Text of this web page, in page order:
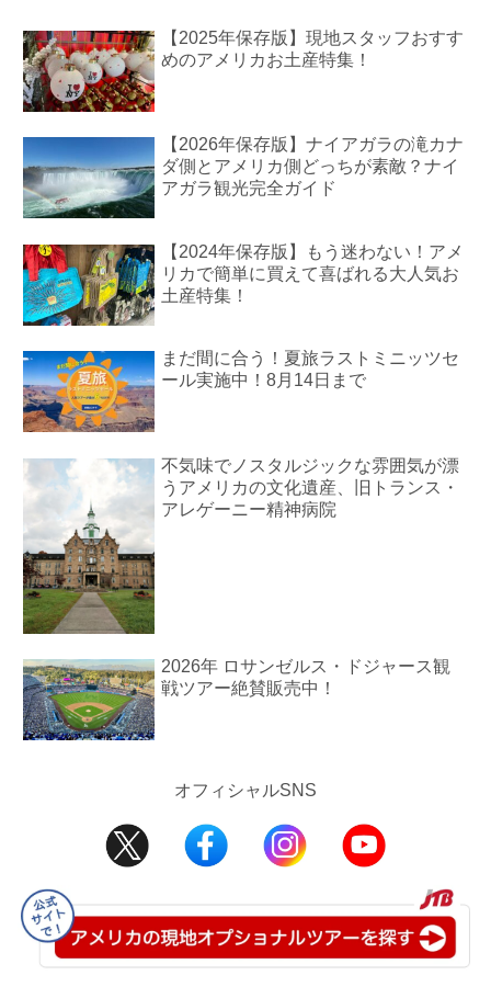
【2025年保存版】現地スタッフおすす
めのアメリカお土産特集！
【2026年保存版】ナイアガラの滝カナ
ダ側とアメリカ側どっちが素敵？ナイ
アガラ観光完全ガイド
【2024年保存版】もう迷わない！アメ
リカで簡単に買えて喜ばれる大人気お
土産特集！
まだ間に合う！夏旅ラストミニッツセ
ール実施中！8月14日まで
不気味でノスタルジックな雰囲気が漂
うアメリカの文化遺産、旧トランス・
アレゲーニー精神病院
2026年 ロサンゼルス・ドジャース観
戦ツアー絶賛販売中！
オフィシャルSNS